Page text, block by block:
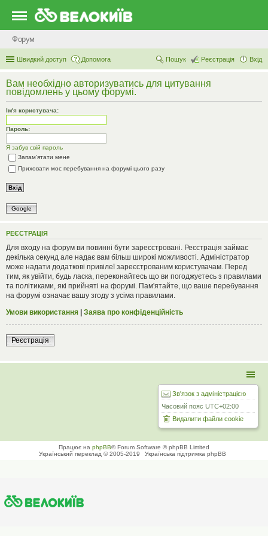
Форум
Швидкий доступ Допомога Вхід
Реєстрація
Пошук
Вам необхідно авторизуватись для цитування
повідомлень у цьому форумі.
Ім'я користувача:
Пароль:
Я забув свій пароль
Запам'ятати мене
Приховати моє перебування на форумі цього разу
Google
РЕЄСТРАЦІЯ
Для входу на форум ви повинні бути зареєстровані. Реєстрація займає
декілька секунд але надає вам більш широкі можливості. Адміністратор
може надати додаткові привілеї зареєстрованим користувачам. Перед
тим, як увійти, будь ласка, переконайтесь що ви погоджуєтесь з правилами
та політиками, які прийняті на форумі. Пам'ятайте, що ваше перебування
на форумі означає вашу згоду з усіма правилами.
Умови використання | Заява про конфіденційність
Реєстрація
Зв'язок з адміністрацією
Часовий пояс UTC+02:00
Видалити файли cookie
Працює на phpBB® Forum Software © phpBB Limited
Український переклад © 2005-2019
Українська підтримка phpBB